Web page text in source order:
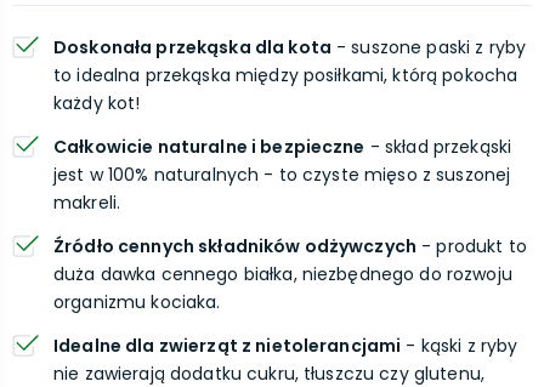
Doskonała przekąska dla kota - suszone paski z ryby
to idealna przekąska między posiłkami, którą pokocha
każdy kot!
Całkowicie naturalne i bezpieczne - skład przekąski
jest w 100% naturalnych - to czyste mięso z suszonej
makreli.
Źródło cennych składników odżywczych - produkt to
duża dawka cennego białka, niezbędnego do rozwoju
organizmu kociaka.
Idealne dla zwierząt z nietolerancjami - kąski z ryby
nie zawierają dodatku cukru, tłuszczu czy glutenu,